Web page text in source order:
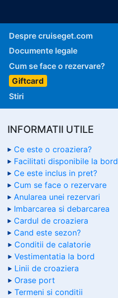
Despre cruiseget.com
Documente legale
Cum se face o rezervare?
Giftcard
Stiri
INFORMATII UTILE
Ce este o croaziera?
Facilitati disponibile la bord
Ce este inclus in pret?
Cum se face o rezervare
Anularea unei rezervari
Imbarcarea si debarcarea
Cardul de croaziera
Cand este sezon?
Conditii de calatorie
Vestimentatia la bord
Linii de croaziera
Orase port
Termeni si conditii